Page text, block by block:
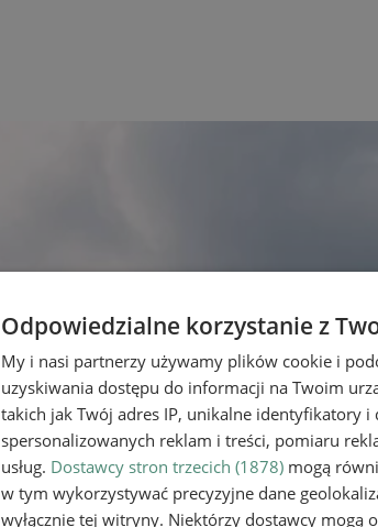
Odpowiedzialne korzystanie z
My i nasi partnerzy używamy plików cookie i
uzyskiwania dostępu do informacji na Twoim
takich jak Twój adres IP, unikalne identyfikatory
spersonalizowanych reklam i treści, pomiaru
usług. Dostawcy stron trzecich (1878) mogą
w tym wykorzystywać precyzyjne dane
wyłącznie tej witryny. Niektórzy dostawcy mogą